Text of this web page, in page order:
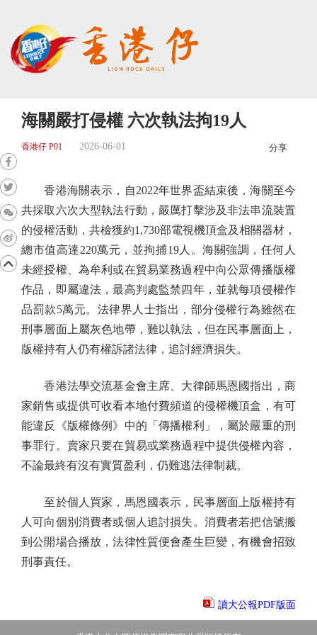
海關嚴打侵權 六次執法拘19人
香港仔 P01 2026-06-01 分享
香港海關表示，自2022年世界盃結束後，海關至今
共採取六次大型執法行動，嚴厲打擊涉及非法串流裝置
的侵權活動，共檢獲約1,730部電視機頂盒及相關器材，
總市值高達220萬元，並拘捕19人。海關強調，任何人
未經授權、為牟利或在貿易業務過程中向公眾傳播版權
作品，即屬違法，最高判處監禁四年，並就每項侵權作
品罰款5萬元。法律界人士指出，部分侵權行為雖然在
刑事層面上屬灰色地帶，難以執法，但在民事層面上，
版權持有人仍有權訴諸法律，追討經濟損失。
香港法學交流基金會主席、大律師馬恩國指出，商
家銷售或提供可收看本地付費頻道的侵權機頂盒，有可
能違反《版權條例》中的「傳播權利」，屬於嚴重的刑
事罪行。賣家只要在貿易或業務過程中提供侵權內容，
不論最終有沒有實質盈利，仍難逃法律制裁。
至於個人買家，馬恩國表示，民事層面上版權持有
人可向個別消費者或個人追討損失。消費者若把信號搬
到公開場合播放，法律性質便會產生巨變，有機會招致
刑事責任。
讀大公報PDF版面